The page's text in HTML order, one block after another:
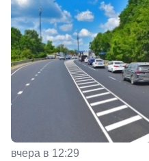
вчера в 12:29